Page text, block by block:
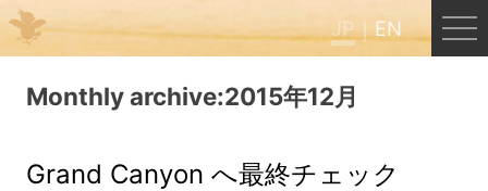
JP EN
Menu
JP
Monthly archive:2015年12月
Grand Canyon へ最終チェック